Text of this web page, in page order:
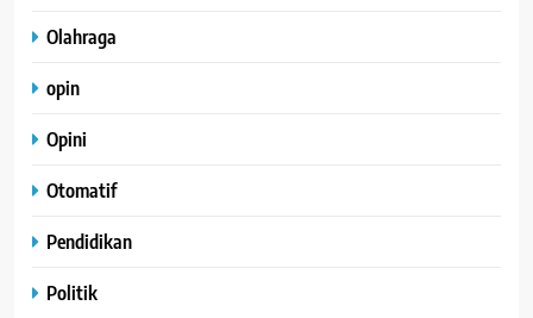
Olahraga
opin
Opini
Otomatif
Pendidikan
Politik